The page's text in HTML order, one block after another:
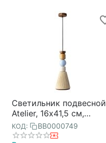
Светильник подвесной
Atelier, 16х41,5 см,
лавандовое ретро,
Bergenson Bjorn
КОД: BB0000749